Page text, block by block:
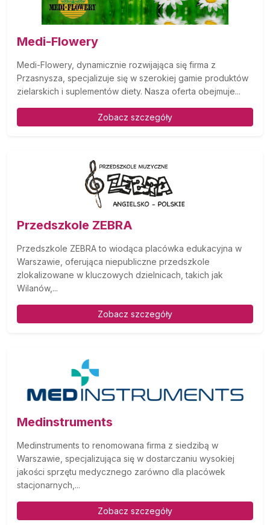
Medi-Flowery
Medi-Flowery, dynamicznie rozwijająca się firma z
Przasnysza, specjalizuje się w szerokiej gamie produktów
zielarskich i suplementów diety. Nasza oferta obejmuje...
Zobacz szczegóły
Przedszkole ZEBRA
Przedszkole ZEBRA to wiodąca placówka edukacyjna w
Warszawie, oferująca niepubliczne przedszkole
zlokalizowane w kluczowych dzielnicach, takich jak
Wilanów,...
Zobacz szczegóły
Medinstruments
Medinstruments to renomowana firma z siedzibą w
Warszawie, specjalizująca się w dostarczaniu wysokiej
jakości sprzętu medycznego zarówno dla placówek
stacjonarnych,...
Zobacz szczegóły